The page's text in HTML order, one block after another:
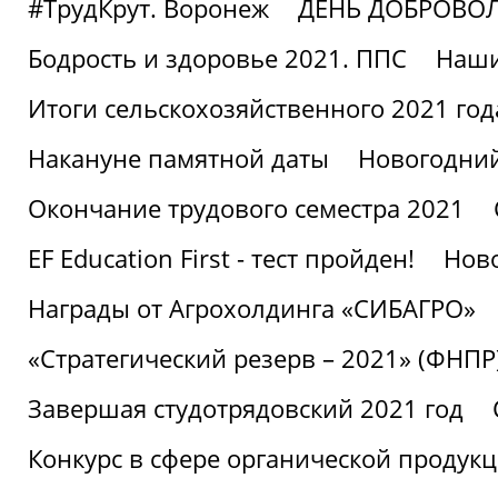
#ТрудКрут. Воронеж
ДЕНЬ
Бодрость и здоровье 2021. ППС
Итоги сельскохозяйственного 2021
Накануне памятной даты
Окончание трудового семестра 2021
EF Education First - тест пройден!
Награды от Агрохолдинга «СИБАГРО»
«Стратегический резерв – 2021»
Завершая студотрядовский 2021 год
Конкурс в сфере органической